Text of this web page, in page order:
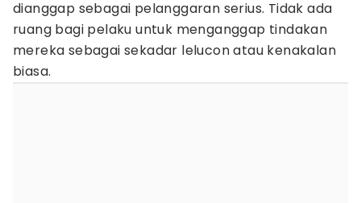
dianggap sebagai pelanggaran serius. Tidak ada
ruang bagi pelaku untuk menganggap tindakan
mereka sebagai sekadar lelucon atau kenakalan
biasa.